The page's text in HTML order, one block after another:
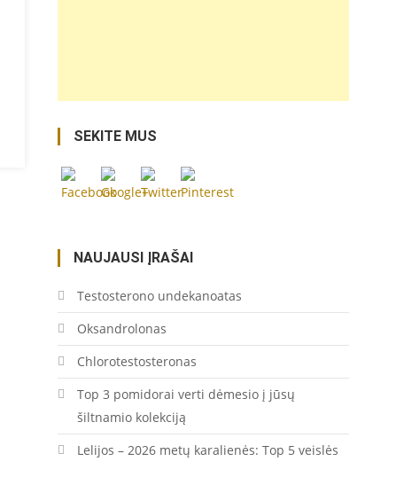
SEKITE MUS
https://coupon.lt/tag/mongoloidine/">
NAUJAUSI ĮRAŠAI
Testosterono undekanoatas
Oksandrolonas
Chlorotestosteronas
Top 3 pomidorai verti dėmesio į jūsų
šiltnamio kolekciją
Lelijos – 2026 metų karalienės: Top 5 veislės